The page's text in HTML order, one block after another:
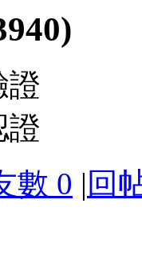
證
證
數 0 | 回